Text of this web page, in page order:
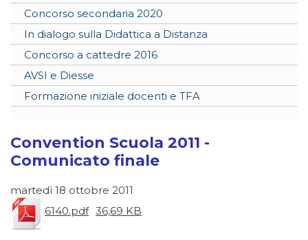
Concorso secondaria 2020
In dialogo sulla Didattica a Distanza
Concorso a cattedre 2016
AVSI e Diesse
Formazione iniziale docenti e TFA
Convention Scuola 2011 -
Comunicato finale
martedì 18 ottobre 2011
6140.pdf 36,69 KB